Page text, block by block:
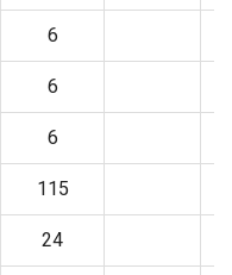
6
6
6
115
24